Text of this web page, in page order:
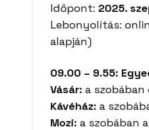
Időpont: 2025.
Lebonyolítás:
alapján)
09.00 – 9.55:
Vásár: a
Kávéház: a
Mozi: a szobában